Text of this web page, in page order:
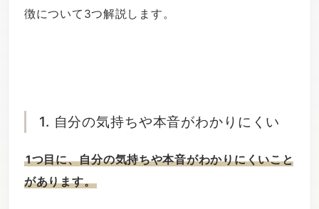
徴について3つ解説します。
1. 自分の気持ちや本音がわかりにくい
1つ目に、自分の気持ちや本音がわかりにくいこと
があります。